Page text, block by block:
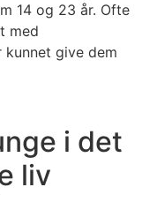
14 og 23 år. Ofte
med
give dem
i det
liv